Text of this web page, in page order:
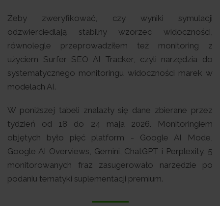
Żeby zweryfikować, czy wyniki symulacji
odzwierciedlają stabilny wzorzec widoczności,
równolegle przeprowadziłem też monitoring z
użyciem Surfer SEO AI Tracker, czyli narzędzia do
systematycznego monitoringu widoczności marek w
modelach AI.
W poniższej tabeli znalazły się dane zbierane przez
tydzień od 18 do 24 maja 2026. Monitoringiem
objętych było pięć platform - Google AI Mode,
Google AI Overviews, Gemini, ChatGPT i Perplexity. 5
monitorowanych fraz zasugerowało narzędzie po
podaniu tematyki suplementacji premium.